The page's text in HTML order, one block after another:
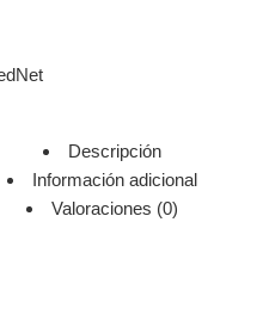
Descripción
Información adicional
Valoraciones (0)